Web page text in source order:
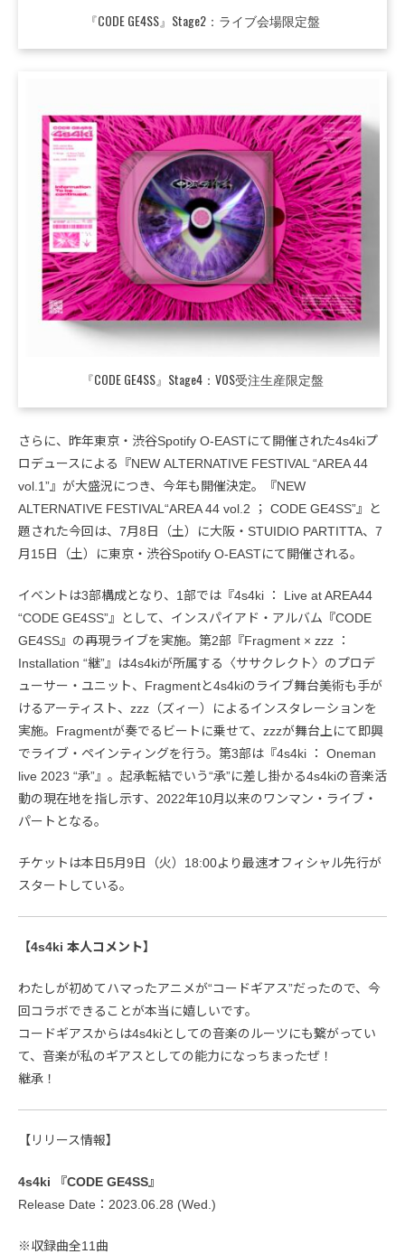
『CODE GE4SS』Stage2：ライブ会場限定盤
『CODE GE4SS』Stage4：VOS受注生産限定盤
さらに、昨年東京・渋谷Spotify O-EASTにて開催された4s4kiプ
ロデュースによる『NEW ALTERNATIVE FESTIVAL “AREA 44
vol.1”』が大盛況につき、今年も開催決定。『NEW
ALTERNATIVE FESTIVAL“AREA 44 vol.2 ； CODE GE4SS”』と
題された今回は、7月8日（土）に大阪・STUIDIO PARTITTA、7
月15日（土）に東京・渋谷Spotify O-EASTにて開催される。
イベントは3部構成となり、1部では『4s4ki ： Live at AREA44
“CODE GE4SS”』として、インスパイアド・アルバム『CODE
GE4SS』の再現ライブを実施。第2部『Fragment × zzz ：
Installation “継”』は4s4kiが所属する〈ササクレクト〉のプロデ
ューサー・ユニット、Fragmentと4s4kiのライブ舞台美術も手が
けるアーティスト、zzz（ズィー）によるインスタレーションを
実施。Fragmentが奏でるビートに乗せて、zzzが舞台上にて即興
でライブ・ペインティングを行う。第3部は『4s4ki ： Oneman
live 2023 “承”』。起承転結でいう“承”に差し掛かる4s4kiの音楽活
動の現在地を指し示す、2022年10月以来のワンマン・ライブ・
パートとなる。
チケットは本日5月9日（火）18:00より最速オフィシャル先行が
スタートしている。
【4s4ki 本人コメント】
わたしが初めてハマったアニメが“コードギアス”だったので、今
回コラボできることが本当に嬉しいです。
コードギアスからは4s4kiとしての音楽のルーツにも繋がってい
て、音楽が私のギアスとしての能力になっちまったぜ！
継承！
【リリース情報】
4s4ki 『CODE GE4SS』
Release Date：2023.06.28 (Wed.)
※収録曲全11曲